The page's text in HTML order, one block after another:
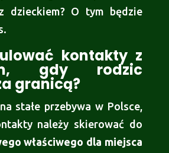
dzieckiem? O tym będzie
kontakty z
gdy rodzic
granicą?
stałe przebywa w Polsce,
należy skierować do
właściwego dla miejsca